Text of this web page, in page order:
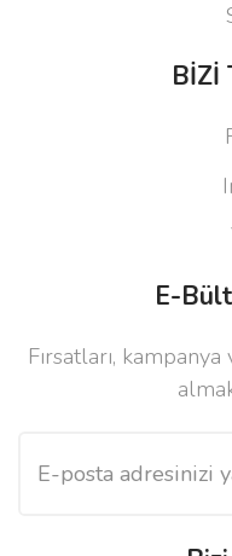
BİZİ
E-
Fırsatları,